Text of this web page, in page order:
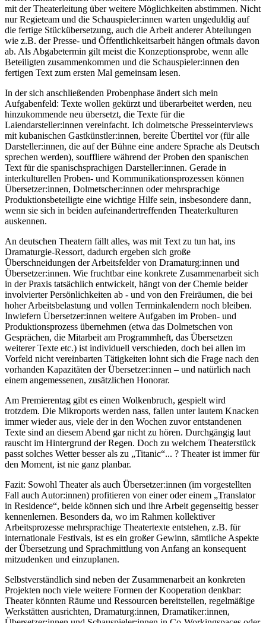
mit der Theaterleitung über weitere Möglichkeiten abstimmen. Nicht
nur Regieteam und die Schauspieler:innen warten ungeduldig auf
die fertige Stückübersetzung, auch die Arbeit anderer Abteilungen
wie z.B. der Presse- und Öffentlichkeitsarbeit hängen oftmals davon
ab. Als Abgabetermin gilt meist die Konzeptionsprobe, wenn alle
Beteiligten zusammenkommen und die Schauspieler:innen den
fertigen Text zum ersten Mal gemeinsam lesen.
In der sich anschließenden Probenphase ändert sich mein
Aufgabenfeld: Texte wollen gekürzt und überarbeitet werden, neu
hinzukommende neu übersetzt, die Texte für die
Laiendarsteller:innen vereinfacht. Ich dolmetsche Presseinterviews
mit kubanischen Gastkünstler:innen, bereite Übertitel vor (für alle
Darsteller:innen, die auf der Bühne eine andere Sprache als Deutsch
sprechen werden), souffliere während der Proben den spanischen
Text für die spanischsprachigen Darsteller:innen. Gerade in
interkulturellen Proben- und Kommunikationsprozessen können
Übersetzer:innen, Dolmetscher:innen oder mehrsprachige
Produktionsbeteiligte eine wichtige Hilfe sein, insbesondere dann,
wenn sie sich in beiden aufeinandertreffenden Theaterkulturen
auskennen.
An deutschen Theatern fällt alles, was mit Text zu tun hat, ins
Dramaturgie-Ressort, dadurch ergeben sich große
Überschneidungen der Arbeitsfelder von Dramaturg:innen und
Übersetzer:innen. Wie fruchtbar eine konkrete Zusammenarbeit sich
in der Praxis tatsächlich entwickelt, hängt von der Chemie beider
involvierter Persönlichkeiten ab - und von den Freiräumen, die bei
hoher Arbeitsbelastung und vollen Terminkalendern noch bleiben.
Inwiefern Übersetzer:innen weitere Aufgaben im Proben- und
Produktionsprozess übernehmen (etwa das Dolmetschen von
Gesprächen, die Mitarbeit am Programmheft, das Übersetzen
weiterer Texte etc.) ist individuell verschieden, doch bei allen im
Vorfeld nicht vereinbarten Tätigkeiten lohnt sich die Frage nach den
vorhanden Kapazitäten der Übersetzer:innen – und natürlich nach
einem angemessenen, zusätzlichen Honorar.
Am Premierentag gibt es einen Wolkenbruch, gespielt wird
trotzdem. Die Mikroports werden nass, fallen unter lautem Knacken
immer wieder aus, viele der in den Wochen zuvor entstandenen
Texte sind an diesem Abend gar nicht zu hören. Durchgängig laut
rauscht im Hintergrund der Regen. Doch zu welchem Theaterstück
passt solches Wetter besser als zu „Titanic“... ? Theater ist immer für
den Moment, ist nie ganz planbar.
Fazit: Sowohl Theater als auch Übersetzer:innen (im vorgestellten
Fall auch Autor:innen) profitieren von einer oder einem „Translator
in Residence“, beide können sich und ihre Arbeit gegenseitig besser
kennenlernen. Besonders da, wo im Rahmen kollektiver
Arbeitsprozesse mehrsprachige Theatertexte entstehen, z.B. für
internationale Festivals, ist es ein großer Gewinn, sämtliche Aspekte
der Übersetzung und Sprachmittlung von Anfang an konsequent
mitzudenken und einzuplanen.
Selbstverständlich sind neben der Zusammenarbeit an konkreten
Projekten noch viele weitere Formen der Kooperation denkbar:
Theater könnten Räume und Ressourcen bereitstellen, regelmäßige
Werkstätten ausrichten, Dramaturg:innen, Dramatiker:innen,